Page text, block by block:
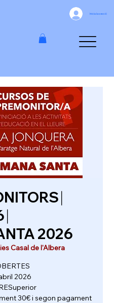
Inicia la sessió
⎸
⎸
2026
Casal de l'Albera
2026
30€ i segon pagament